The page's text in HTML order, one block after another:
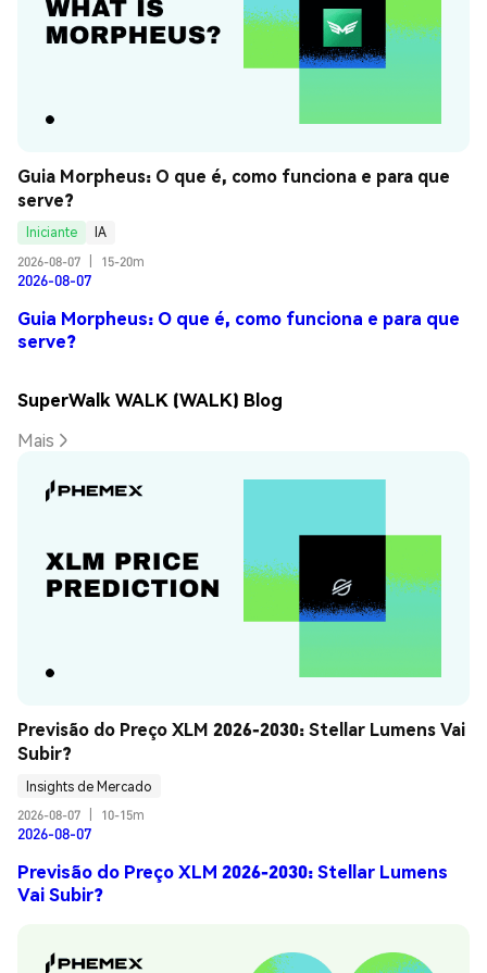
Guia Morpheus: O que é, como funciona e para que
serve?
Iniciante
IA
2026-08-07
15-20m
2026-08-07
Guia Morpheus: O que é, como funciona e para que
serve?
SuperWalk WALK (WALK) Blog
Mais
Previsão do Preço XLM 2026-2030: Stellar Lumens Vai
Subir?
Insights de Mercado
2026-08-07
10-15m
2026-08-07
Previsão do Preço XLM 2026-2030: Stellar Lumens
Vai Subir?